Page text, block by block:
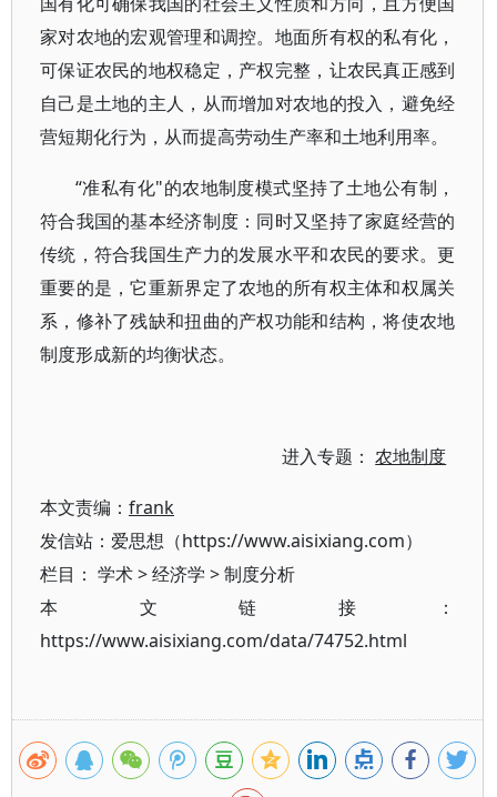
家对农地的宏观管理和调控。地面所有权的私有化，
可保证农民的地权稳定，产权完整，让农民真正感到
自己是土地的主人，从而增加对农地的投入，避免经
营短期化行为，从而提高劳动生产率和土地利用率。
“准私有化"的农地制度模式坚持了土地公有制，
符合我国的基本经济制度：同时又坚持了家庭经营的
传统，符合我国生产力的发展水平和农民的要求。更
重要的是，它重新界定了农地的所有权主体和权属关
系，修补了残缺和扭曲的产权功能和结构，将使农地
制度形成新的均衡状态。
进入专题：农地制度
本文责编： frank
发信站：爱思想（https://www.aisixiang.com）
栏目： 学术>经济学 >制度分析
本文链接：
https://www.aisixiang.com/data/74752.html